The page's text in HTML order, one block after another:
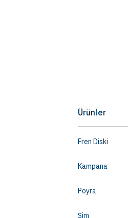
Ürünler
Fren Diski
Kampana
Poyra
Şim